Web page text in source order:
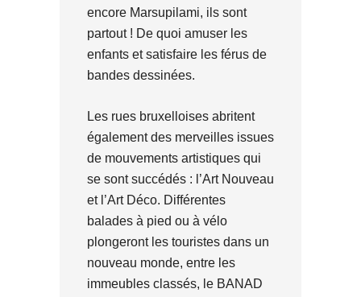
encore Marsupilami, ils sont
partout ! De quoi amuser les
enfants et satisfaire les férus de
bandes dessinées.
Les rues bruxelloises abritent
également des merveilles issues
de mouvements artistiques qui
se sont succédés : l’Art Nouveau
et l’Art Déco. Différentes
balades à pied ou à vélo
plongeront les touristes dans un
nouveau monde, entre les
immeubles classés, le BANAD